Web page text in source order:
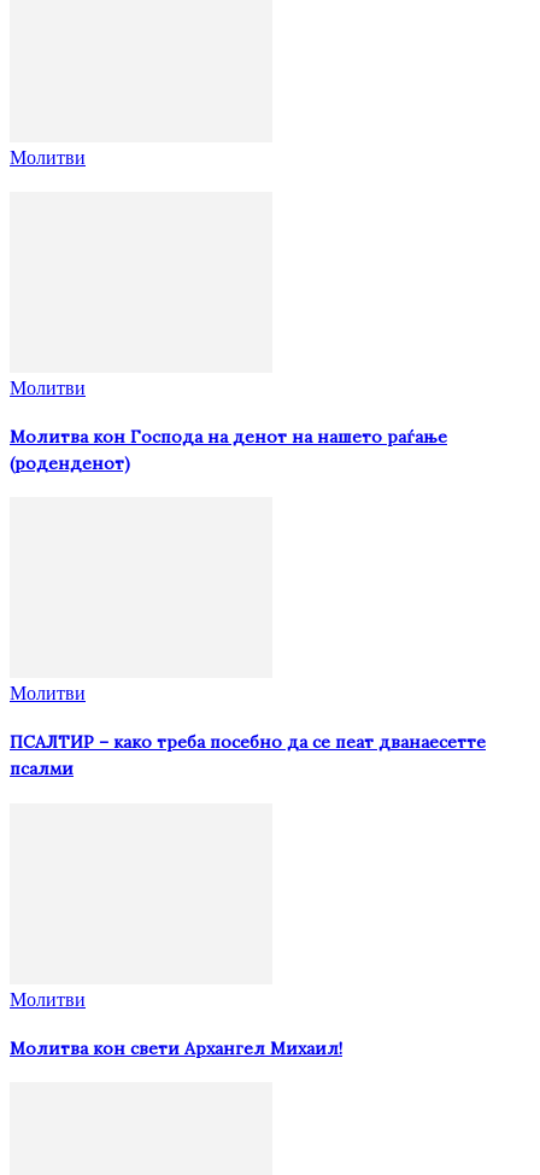
Молитви
Молитви
Молитва кон Господа на денот на нашето раѓање
(роденденот)
Молитви
ПСАЛТИР – како треба посебно да се пеат дванаесетте
псалми
Молитви
Молитва кон свети Архангел Михаил!